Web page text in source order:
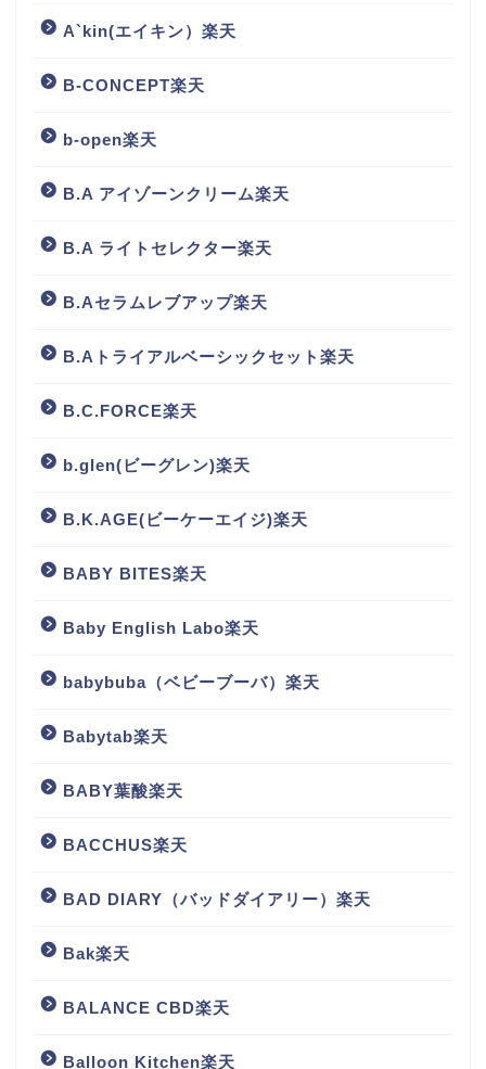
A`kin(エイキン）楽天
B-CONCEPT楽天
b-open楽天
B.A アイゾーンクリーム楽天
B.A ライトセレクター楽天
B.Aセラムレブアップ楽天
B.Aトライアルベーシックセット楽天
B.C.FORCE楽天
b.glen(ビーグレン)楽天
B.K.AGE(ビーケーエイジ)楽天
BABY BITES楽天
Baby English Labo楽天
babybuba（ベビーブーバ）楽天
Babytab楽天
BABY葉酸楽天
BACCHUS楽天
BAD DIARY（バッドダイアリー）楽天
Bak楽天
BALANCE CBD楽天
Balloon Kitchen楽天